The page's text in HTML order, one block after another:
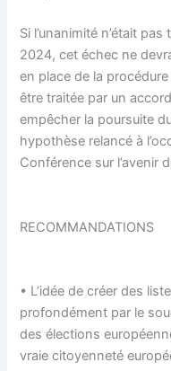
Si l’unanimité n’était
2024, cet échec ne
en place de la
être traitée par un
empêcher la poursuite
hypothèse relancé à
Conférence sur l’avenir
RECOMMANDATIONS
• L’idée de créer des
profondément par le
des élections
vraie citoyenneté